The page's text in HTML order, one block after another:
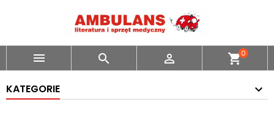
   shopping_cart0
KATEGORIE